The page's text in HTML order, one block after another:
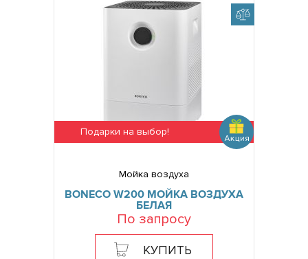
Подарки на выбор!
Мойка воздуха
BONECO W200 МОЙКА ВОЗДУХА
БЕЛАЯ
По запросу
КУПИТЬ